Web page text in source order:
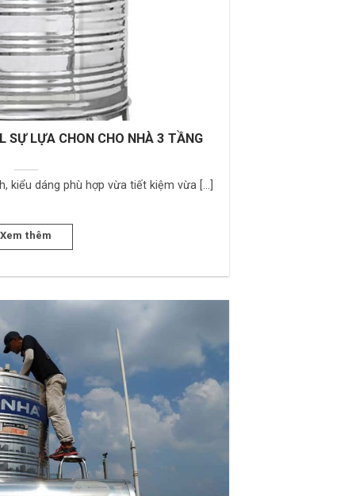
SỰ LỰA CHON CHO NHÀ 3 TẦNG
kiểu dáng phù hợp vừa tiết kiệm vừa [...]
Xem thêm